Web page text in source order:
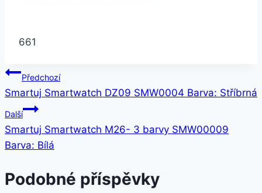
661
Navigace
pro
příspěvek
Předchozí
Smartuj Smartwatch DZ09 SMW0004 Barva: Stříbrná
Další
Smartuj Smartwatch M26- 3 barvy SMW00009
Barva: Bílá
Podobné příspěvky